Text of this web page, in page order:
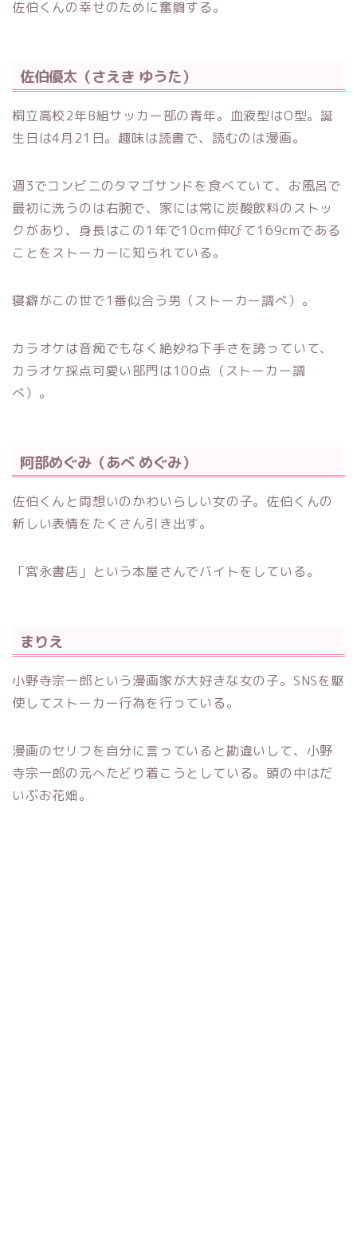
佐伯くんの幸せのために奮闘する。
佐伯優太（さえき ゆうた）
桐立高校2年B組サッカー部の青年。血液型はO型。誕
生日は4月21日。趣味は読書で、読むのは漫画。
週3でコンビニのタマゴサンドを食べていて、お風呂で
最初に洗うのは右腕で、家には常に炭酸飲料のストッ
クがあり、身長はこの1年で10cm伸びて169cmである
ことをストーカーに知られている。
寝癖がこの世で1番似合う男（ストーカー調べ）。
カラオケは音痴でもなく絶妙ね下手さを誇っていて、
カラオケ採点可愛い部門は100点（ストーカー調
べ）。
阿部めぐみ（あべ めぐみ）
佐伯くんと両想いのかわいらしい女の子。佐伯くんの
新しい表情をたくさん引き出す。
「宮永書店」という本屋さんでバイトをしている。
まりえ
小野寺宗一郎という漫画家が大好きな女の子。SNSを駆
使してストーカー行為を行っている。
漫画のセリフを自分に言っていると勘違いして、小野
寺宗一郎の元へたどり着こうとしている。頭の中はだ
いぶお花畑。